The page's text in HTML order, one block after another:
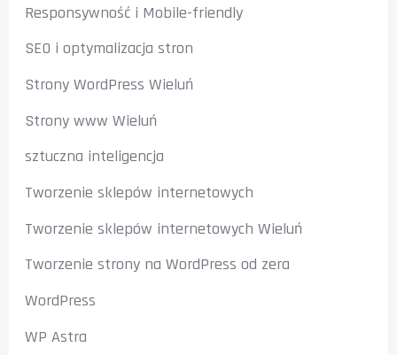
Responsywność i Mobile-friendly
SEO i optymalizacja stron
Strony WordPress Wieluń
Strony www Wieluń
sztuczna inteligencja
Tworzenie sklepów internetowych
Tworzenie sklepów internetowych Wieluń
Tworzenie strony na WordPress od zera
WordPress
WP Astra